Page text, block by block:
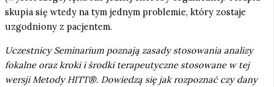
skupia się wtedy na tym jednym problemie, który zostaje
uzgodniony z pacjentem.
Uczestnicy Seminarium poznają zasady stosowania analizy
fokalne oraz kroki i środki terapeutyczne stosowane w tej
wersji Metody HITT®. Dowiedzą się jak rozpoznać czy dany